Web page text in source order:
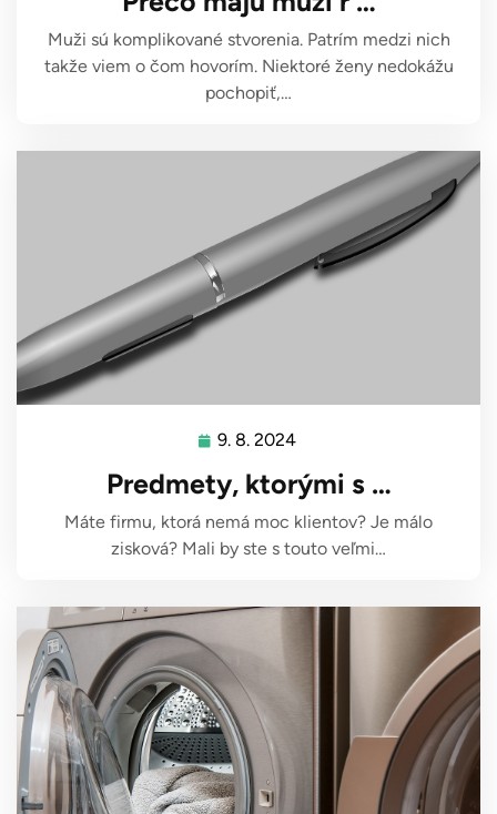
2025
Muži sú komplikované stvorenia. Patrím medzi nich
takže viem o čom hovorím. Niektoré ženy nedokážu
pochopiť,…
9. 8. 2024
2024
Predmety, ktorými s …
Máte firmu, ktorá nemá moc klientov? Je málo
zisková? Mali by ste s touto veľmi…